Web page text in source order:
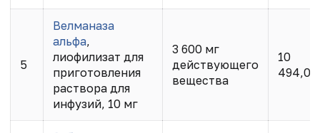
5
Велманаза
альфа,
лиофилизат для
приготовления
раствора для
инфузий, 10 мг
3 600 мг
действующего
вещества
10
494,00